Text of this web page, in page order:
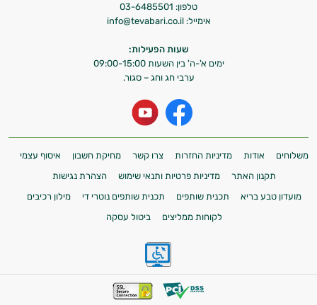
טלפון: 03-6485501
אימייל: info@tevabari.co.il
שעות הפעילות:
ימים א'-ה' בין השעות 09:00-15:00
ערבי חג וחג – סגור.
משלוחים אודות מדיניות החזרות צרו קשר מחיקת חשבון
איסוף עצמי
תקנון האתר
מדיניות פרטיות ותנאי שימוש
הצהרת נגישות
מועדון טבע בריא
תכנית שותפים תכנית שותפים נוטרי די
מילון רכיבים
לקוחות ממליצים
ביטול עסקה